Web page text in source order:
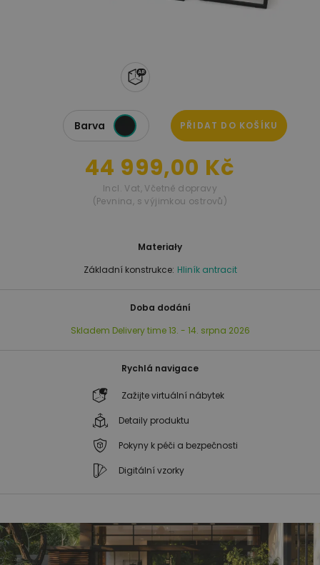
Barva PŘIDAT DO KOŠÍKU
44 999,00 Kč
Incl. Vat, Včetně dopravy
(Pevnina, s výjimkou ostrovů)
Materiały
Základní konstrukce: Hliník antracit
Doba dodání
Skladem Delivery time 13. - 14. srpna 2026
Rychlá navigace
Zažijte virtuální nábytek
Detaily produktu
Pokyny k péči a bezpečnosti
Digitální vzorky
Přeskočit
na
konec
Přeskočit
na
začátek